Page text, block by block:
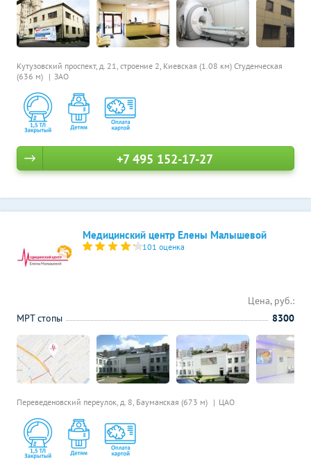
Кутузовский проспект, д. 21, строение 2, Киевская (1.08 км) Студенческая
(636 м)
ЗАО
+7 495 152-17-27
Медицинский центр Елены Малышевой
101 оценка
Переведеновский переулок, д. 8, Бауманская (673 м) ЦАО
Цена, руб.:
МРТ стопы
8300